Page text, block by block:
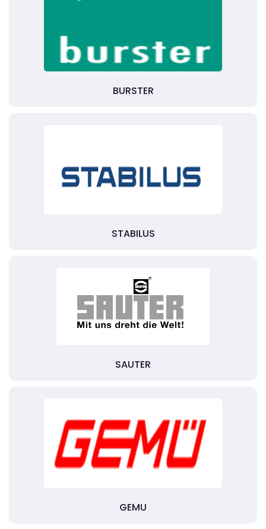
BURSTER
STABILUS
SAUTER
GEMU